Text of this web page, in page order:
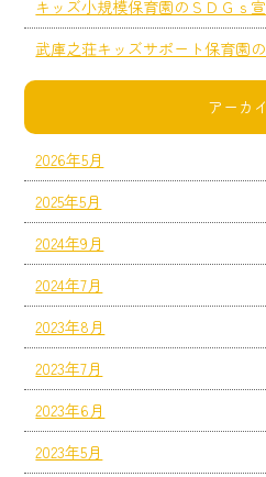
キッズ小規模保育園のＳＤＧｓ
武庫之荘キッズサポート保育園
アーカ
2026年5月
2025年5月
2024年9月
2024年7月
2023年8月
2023年7月
2023年6月
2023年5月